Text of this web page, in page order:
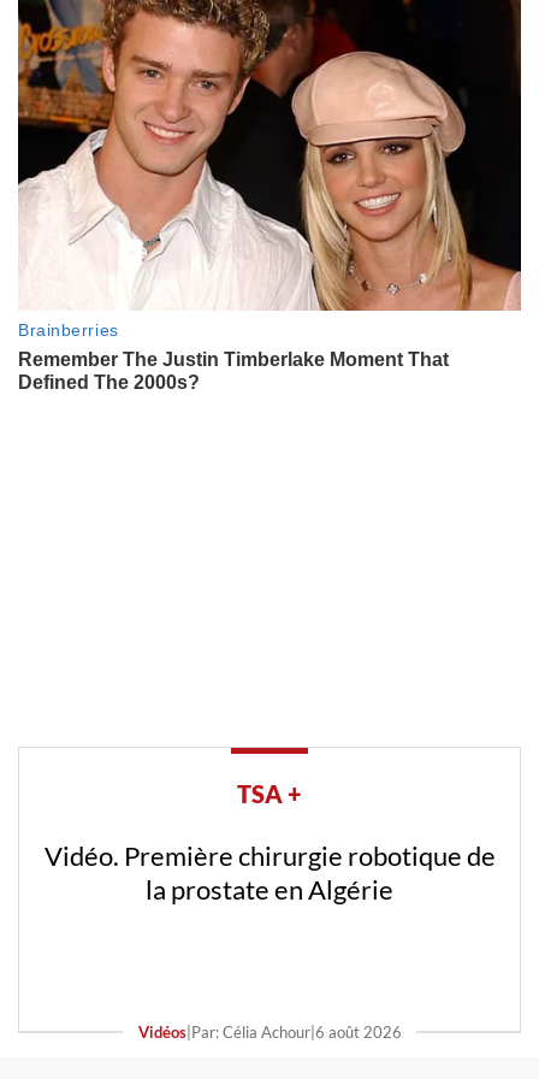
TSA +
Vidéo. Première chirurgie robotique de
la prostate en Algérie
Vidéos| Par: Célia Achour| 6 août 2026